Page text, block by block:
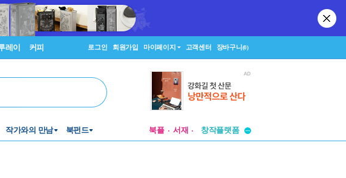
레이 커피 로그인 회원가입 마이페이지 고객센터 장바구니(0)
작가와의 만남 북펀드 북플 서재
창작플랫폼